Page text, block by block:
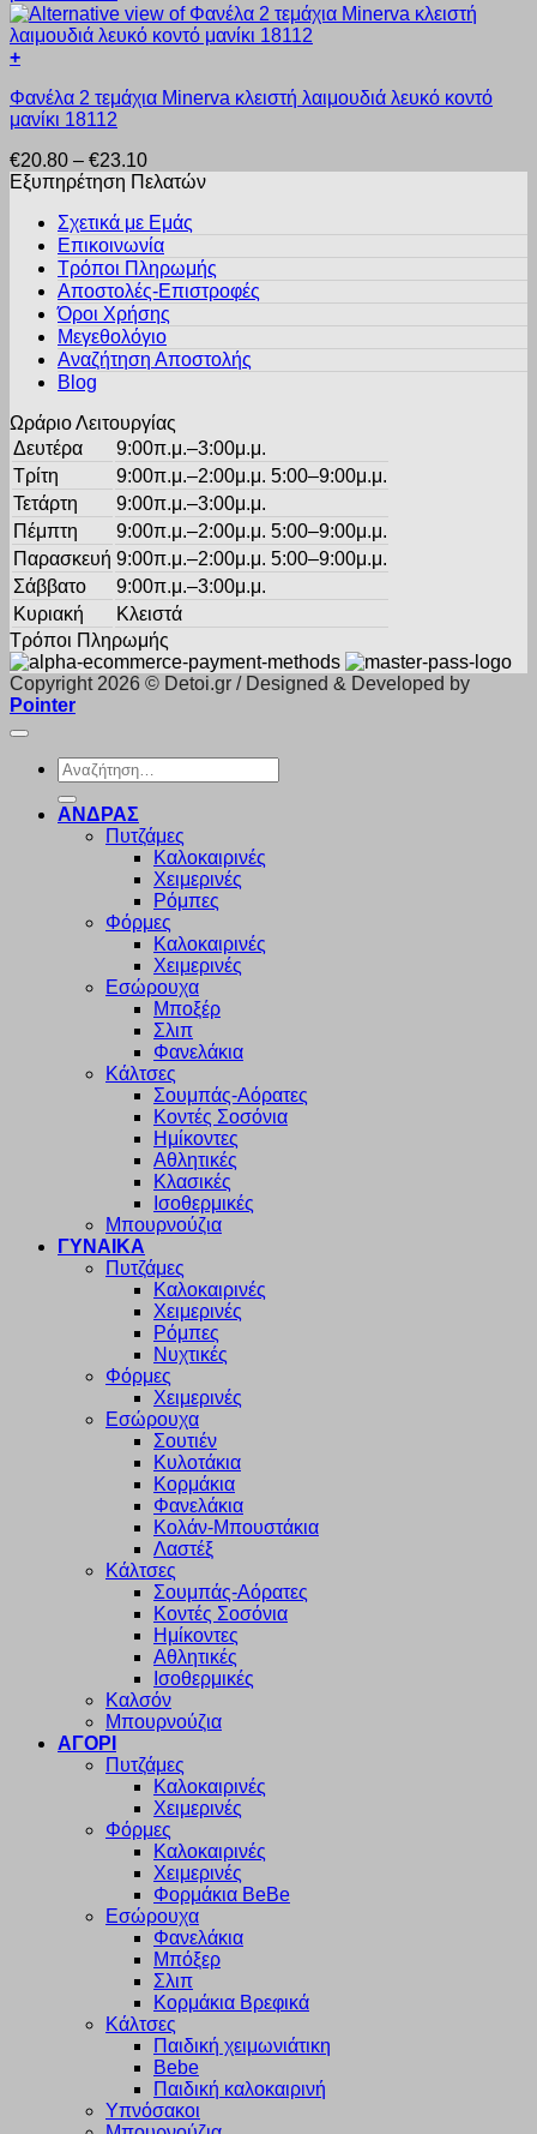
σελίδα
του
προϊόντος
Οι
επιλογές
μπορούν
επιλεγούν
στη
του
προϊόντος
+
το
προϊόν
πολλαπλές
παραλλαγές.
επιλογές
μπορούν
επιλεγούν
σελίδα
προϊόντος
Φανέλα 2 τεμάχια Minerva κλειστή λαιμουδιά λευκό κοντό
μανίκι 18112
€20.80 – €23.10Price
range:
through
€23.10
Εξυπηρέτηση Πελατών
Σχετικά με Εμάς
Επικοινωνία
Τρόποι Πληρωμής
Αποστολές-Επιστροφές
Όροι Χρήσης
Μεγεθολόγιο
Αναζήτηση Αποστολής
Blog
Ωράριο Λειτουργίας
Δευτέρα
9:00π.μ.–3:00μ.μ.
Τρίτη
9:00π.μ.–2:00μ.μ. 5:00–9:00μ.μ.
Τετάρτη
9:00π.μ.–3:00μ.μ.
Πέμπτη
9:00π.μ.–2:00μ.μ. 5:00–9:00μ.μ.
Παρασκευή 9:00π.μ.–2:00μ.μ. 5:00–9:00μ.μ.
Σάββατο
9:00π.μ.–3:00μ.μ.
Κυριακή
Κλειστά
Τρόποι Πληρωμής
Copyright 2026 © Detoi.gr / Designed & Developed by
Pointer
Αναζήτηση
για:
ΑΝΔΡΑΣ
Πυτζάμες
Καλοκαιρινές
Χειμερινές
Ρόμπες
Φόρμες
Καλοκαιρινές
Χειμερινές
Εσώρουχα
Μποξέρ
Σλιπ
Φανελάκια
Κάλτσες
Σουμπάς-Αόρατες
Κοντές Σοσόνια
Ημίκοντες
Αθλητικές
Κλασικές
Ισοθερμικές
Μπουρνούζια
ΓΥΝΑΙΚΑ
Πυτζάμες
Καλοκαιρινές
Χειμερινές
Ρόμπες
Νυχτικές
Φόρμες
Χειμερινές
Εσώρουχα
Σουτιέν
Κυλοτάκια
Κορμάκια
Φανελάκια
Κολάν-Μπουστάκια
Λαστέξ
Κάλτσες
Σουμπάς-Αόρατες
Κοντές Σοσόνια
Ημίκοντες
Αθλητικές
Ισοθερμικές
Καλσόν
Μπουρνούζια
ΑΓΟΡΙ
Πυτζάμες
Καλοκαιρινές
Χειμερινές
Φόρμες
Καλοκαιρινές
Χειμερινές
Φορμάκια BeBe
Εσώρουχα
Φανελάκια
Μπόξερ
Σλιπ
Κορμάκια Βρεφικά
Κάλτσες
Παιδική χειμωνιάτικη
Bebe
Παιδική καλοκαιρινή
Υπνόσακοι